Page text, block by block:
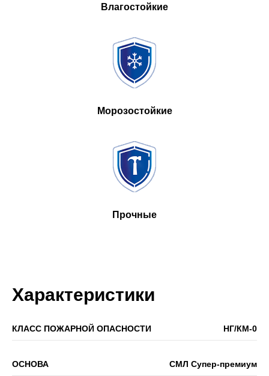
Влагостойкие
Морозостойкие
Прочные
Характеристики
КЛАСС ПОЖАРНОЙ ОПАСНОСТИ НГ/КМ-0
ОСНОВА СМЛ Супер-премиум